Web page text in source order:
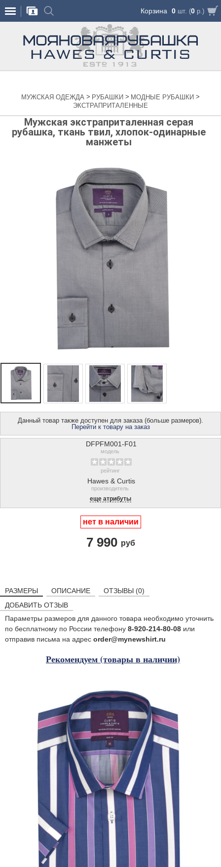
Корзина 0 шт. (0 р.)
МУЖСКАЯ ОДЕЖДА > РУБАШКИ > МОДНЫЕ РУБАШКИ >
ЭКСТРАПРИТАЛЕННЫЕ
Мужская экстраприталенная серая
рубашка, ткань твил, хлопок-одинарные
манжеты
Данный товар также доступен для заказа (больше размеров).
Перейти к товару на заказ
DFPFM001-F01
модель
рейтинг
Hawes & Curtis
производитель
еще атрибуты
нет в наличии
7 990 руб
РАЗМЕРЫ ОПИСАНИЕ
ОТЗЫВЫ (0)
ДОБАВИТЬ ОТЗЫВ
Параметры размеров для данного товара необходимо уточнить
по бесплатному по России телефону 8-920-214-80-08 или
отправив письма на адрес order@mynewshirt.ru
Рекомендуем (товары в наличии)